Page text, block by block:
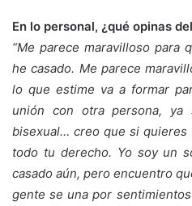
En lo personal, ¿qué opinas
“Me parece maravilloso para
he casado. Me parece
lo que estime va a formar
unión con otra persona, ya
bisexual… creo que si
todo tu derecho. Yo soy un
casado aún, pero encuentro
gente se una por